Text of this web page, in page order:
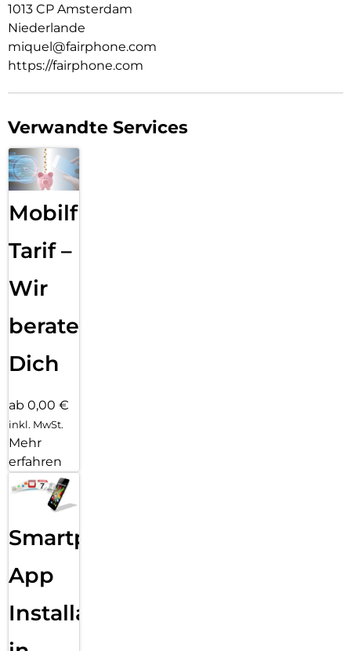
1013 CP Amsterdam
Niederlande
miquel@fairphone.com
https://fairphone.com
Verwandte Services
Mobilfunk
Tarif –
Wir
beraten
Dich
ab 0,00 €
inkl. MwSt.
Mehr
erfahren
Smartphone
App
Installation